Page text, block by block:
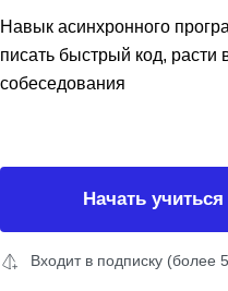
Навык асинхронного
писать быстрый код, расти
собеседования
Начать учиться
Входит в подписку (более